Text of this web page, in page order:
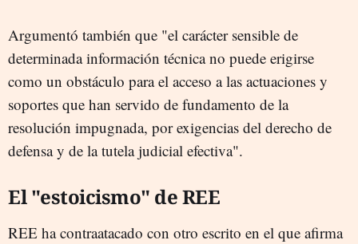
Argumentó también que "el carácter sensible de
determinada información técnica no puede erigirse
como un obstáculo para el acceso a las actuaciones y
soportes que han servido de fundamento de la
resolución impugnada, por exigencias del derecho de
defensa y de la tutela judicial efectiva".
El "estoicismo" de REE
REE ha contraatacado con otro escrito en el que afirma